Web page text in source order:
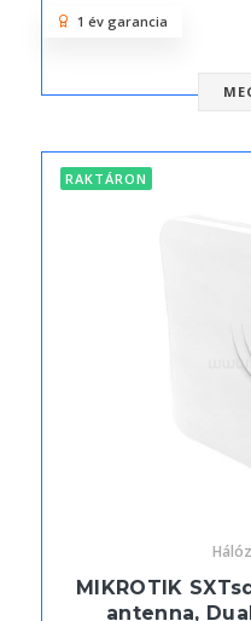
1 év garancia
RAKTÁRON
MIKROTIK
antenna,